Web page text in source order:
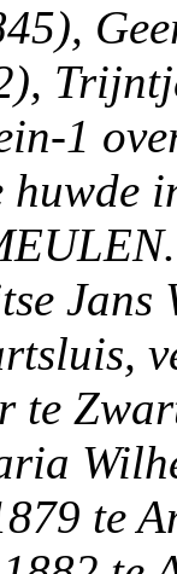
1
te
te